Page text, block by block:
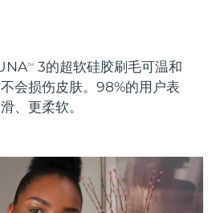
TM
3的超软硅胶刷毛可温和
会损伤皮肤。98%的用户表
、更柔软。
预计送达日期8/16/26
预计送达日期 8/8/26
预计送达日期